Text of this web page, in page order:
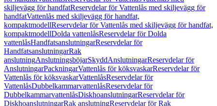
skiljevägg för handfatReservdelar för Vattenlås med skiljevägg för
handfatVattenlås med skiljevägg för handfat,
kompaktmodellReservdelar för Vattenlås med skiljevägg för handfat,
kompaktmodellDolda vattenlåsReservdelar för Dolda
vattenlåsHandfatsanslutningarReservdelar för
HandfatsanslutningarRak
anslutningAnslutningsböjarSkyddAnslutningarReservdelar för
AnslutningarPackningarVattenlås för köksvaskarReservdelar för
Vattenlås för köksvaskarVattenlåsReservdelar för
VattenlåsDubbelkammarvattenlåsReservdelar för
DubbelkammarvattenlåsDiskhoanslutningarReservdelar för
DiskhoanslutningarRak anslutningReservdelar för Rak